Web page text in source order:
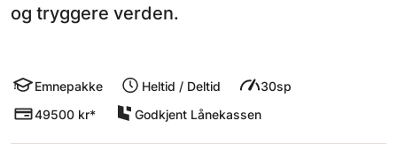
og tryggere verden.
Emnepakke Heltid / Deltid
30sp
49500 kr*
Godkjent Lånekassen